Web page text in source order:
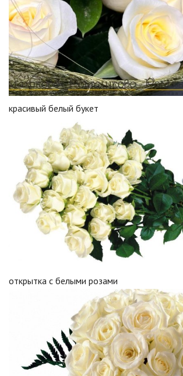
красивый белый букет
открытка с белыми розами